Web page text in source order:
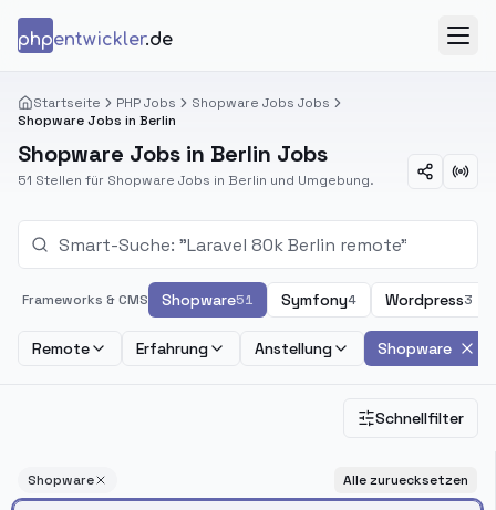
phpentwickler.de
Startseite PHP Jobs
Shopware Jobs Jobs
Shopware Jobs in Berlin
Shopware Jobs in Berlin Jobs
51 Stellen für Shopware Jobs in Berlin und Umgebung.
Frameworks & CMS Shopware51 Symfony4 Wordpress3
Remote Erfahrung Anstellung Shopware
Schnellfilter
Shopware Alle zuruecksetzen